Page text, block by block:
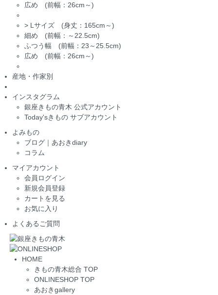
広め (前幅：26cm～)
> Lサイズ (身丈：165cm～)
細め (前幅：～22.5cm)
ふつう幅 (前幅：23～25.5cm)
広め (前幅：26cm～)
産地・作家別
インスタグラム
銀座きもの青木 公式アカウント
Today'sきもの サブアカウント
よみもの
ブログ｜あおきdiary
コラム
マイアカウント
会員ログイン
新規会員登録
カートを見る
お気に入り
よくあるご質問
HOME
きもの青木総合 TOP
ONLINESHOP TOP
あおきgallery